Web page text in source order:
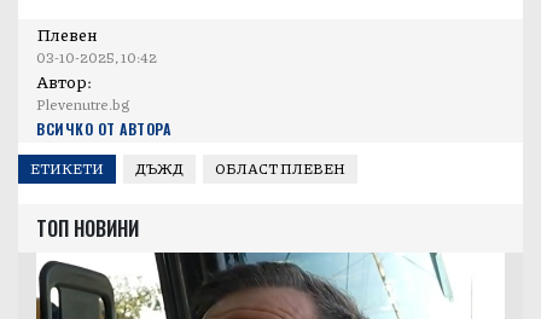
Плевен
03-10-2025, 10:42
Автор:
Plevenutre.bg
ВСИЧКО ОТ АВТОРА
ЕТИКЕТИ ДЪЖД ОБЛАСТ ПЛЕВЕН
ТОП НОВИНИ